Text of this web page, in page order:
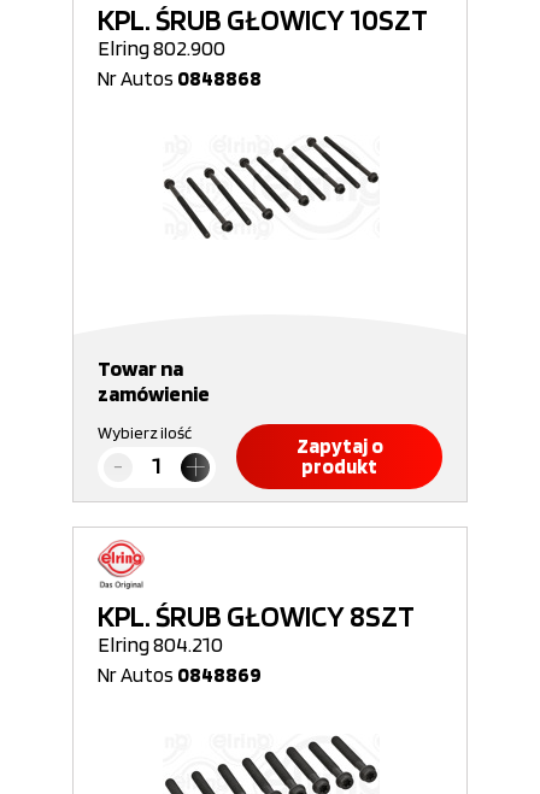
KPL. ŚRUB GŁOWICY 10SZT
Elring 802.900
Nr Autos 0848868
Towar na
zamówienie
Wybierz ilość
Zapytaj o
produkt
KPL. ŚRUB GŁOWICY 8SZT
Elring 804.210
Nr Autos 0848869